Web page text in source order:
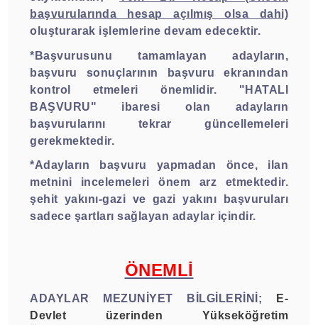
başvurularında hesap açılmış olsa dahi)
oluşturarak işlemlerine devam edecektir.
*Başvurusunu tamamlayan adayların,
başvuru sonuçlarının başvuru ekranından
kontrol etmeleri önemlidir. "HATALI
BAŞVURU" ibaresi olan adayların
başvurularını tekrar güncellemeleri
gerekmektedir.
*Adayların başvuru yapmadan önce, ilan
metnini incelemeleri önem arz etmektedir.
şehit yakını-gazi ve gazi yakını başvuruları
sadece şartları sağlayan adaylar içindir.
ÖNEMLİ
ADAYLAR MEZUNİYET BİLGİLERİNİ; E-
Devlet üzerinden Yükseköğretim